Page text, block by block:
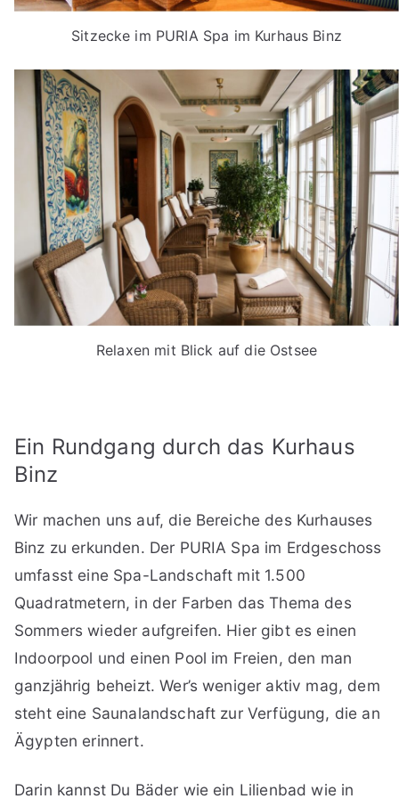
Sitzecke im PURIA Spa im Kurhaus Binz
Relaxen mit Blick auf die Ostsee
Ein Rundgang durch das Kurhaus
Binz
Wir machen uns auf, die Bereiche des Kurhauses
Binz zu erkunden. Der PURIA Spa im Erdgeschoss
umfasst eine Spa-Landschaft mit 1.500
Quadratmetern, in der Farben das Thema des
Sommers wieder aufgreifen. Hier gibt es einen
Indoorpool und einen Pool im Freien, den man
ganzjährig beheizt. Wer’s weniger aktiv mag, dem
steht eine Saunalandschaft zur Verfügung, die an
Ägypten erinnert.
Darin kannst Du Bäder wie ein Lilienbad wie in